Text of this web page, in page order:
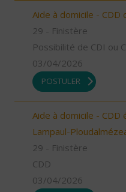
Aide à domicile - CDD
29 - Finistère
Possibilité de CDI ou
03/04/2026
POSTULER
Aide à domicile -
Lampaul-
29 - Finistère
CDD
03/04/2026